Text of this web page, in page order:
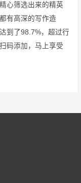
心筛选出来的精英
有高深的写作造
到了98.7%，超过行
码添加，马上享受